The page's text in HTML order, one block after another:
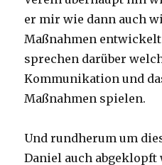
er mir wie dann auch
Maßnahmen
sprechen darüber
Kommunikation und
Maßnahmen spielen.
Und rundherum um
Daniel auch abgeklopft